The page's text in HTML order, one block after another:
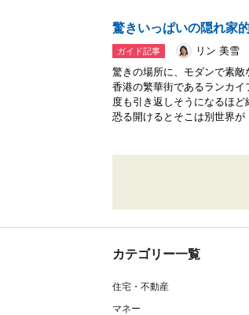
驚きいっぱいの隠れ家
ガイド記事
リン 美雪
驚きの場所に、モダンで素
香港の繁華街であるランカ
度も引き返しそうになるほ
恐る開けるとそこは別世界
カテゴリー一覧
住宅・不動産
マネー